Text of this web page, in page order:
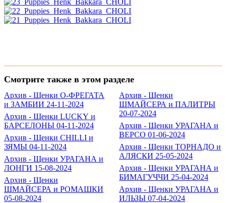
Смотрите также в этом разделе
Архив - Щенки О-ФРЕГАТА
и ЗАМБИИ 24-11-2024
Архив - Щенки LUCKY и
БАРСЕЛОНЫ 04-11-2024
Архив - Щенки CHILLI и
ЗЯМЫ 04-11-2024
Архив - Щенки УРАГАНА и
ЛОНГИ 15-08-2024
Архив - Щенки
ШМАЙСЕРА и РОМАШКИ
05-08-2024
Архив - Щенки
ШМАЙСЕРА и ПАЛИТРЫ
20-07-2024
Архив - Щенки УРАГАНА и
ВЕРСО 01-06-2024
Архив - Щенки ТОРНАДО и
АЛЯСКИ 25-05-2024
Архив - Щенки УРАГАНА и
БИМАГУЧЧИ 25-04-2024
Архив - Щенки УРАГАНА и
ИЛЬЗЫ 07-04-2024